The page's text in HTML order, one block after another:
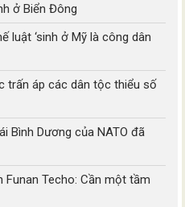
ở Biển Đông
luật ‘sinh ở Mỹ là công dân
trấn áp các dân tộc thiểu số
Bình Dương của NATO đã
Funan Techo: Cần một tầm